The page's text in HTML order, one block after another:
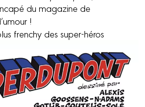
du magazine de
!
frenchy des super-héros